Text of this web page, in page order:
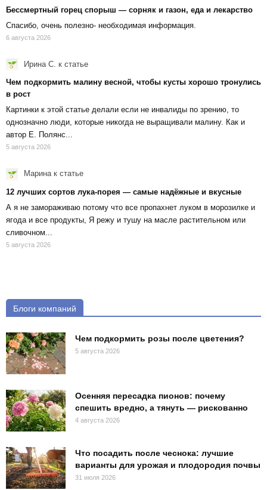
Бессмертный горец спорыш — сорняк и газон, еда и лекарство
Спасибо, очень полезно- необходимая информация.
6 августа 2026
Ирина С. к статье
Чем подкормить малину весной, чтобы кусты хорошо тронулись
в рост
Картинки к этой статье делали если не инвалиды по зрению, то
однозначно люди, которые никогда не выращивали малину. Как и
автор Е. Полянс...
5 августа 2026
Маринак статье
12 лучших сортов лука-порея — самые надёжные и вкусные
А я не замораживаю потому что все пропахнет луком в морозилке и
ягода и все продукты, Я режу и тушу на масле растительном или
сливочном...
5 августа 2026
Блоги компаний
Чем подкормить розы после цветения?
5 августа 2026
Осенняя пересадка пионов: почему
спешить вредно, а тянуть — рискованно
4 августа 2026
Что посадить после чеснока: лучшие
варианты для урожая и плодородия почвы
31 июля 2026